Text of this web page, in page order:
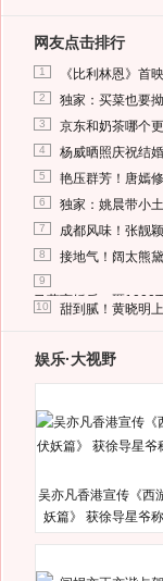
网友点击排行
1 《比利林恩》首
2 独家：买菜也要
3 京东和奶茶哪个
4 杨威晒照庆祝结
5 艳压群芳！唐嫣
6 独家：姚晨带小
7 成都风味！张靓
8 接地气！阔太熊
9
马蓉离婚后，砸1000
10 甜到腻！黄晓明
娱乐·大视野
吴亦凡香港宣传《西
妖篇》 获徐导星爷